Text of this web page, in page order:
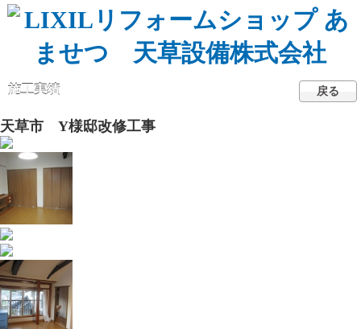
施工実績 戻る
天草市 Y様邸改修工事